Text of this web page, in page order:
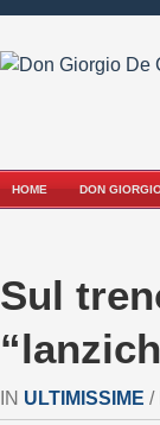
HOME DON
Sul
IN ULTIMISSIME /